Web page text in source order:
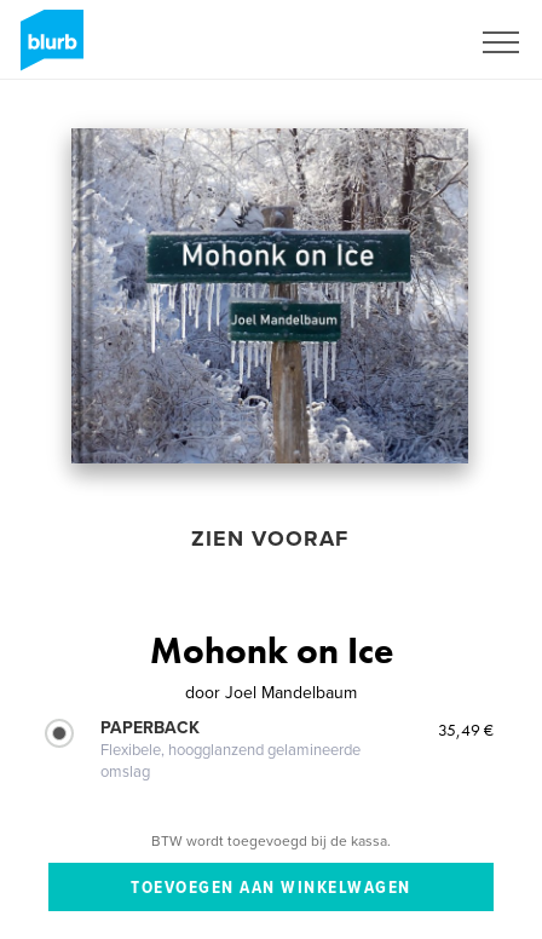
ZIEN VOORAF
Mohonk on Ice
door Joel Mandelbaum
PAPERBACK
Flexibele, hoogglanzend gelamineerde
omslag
35,49 €
BTW wordt toegevoegd bij de kassa.